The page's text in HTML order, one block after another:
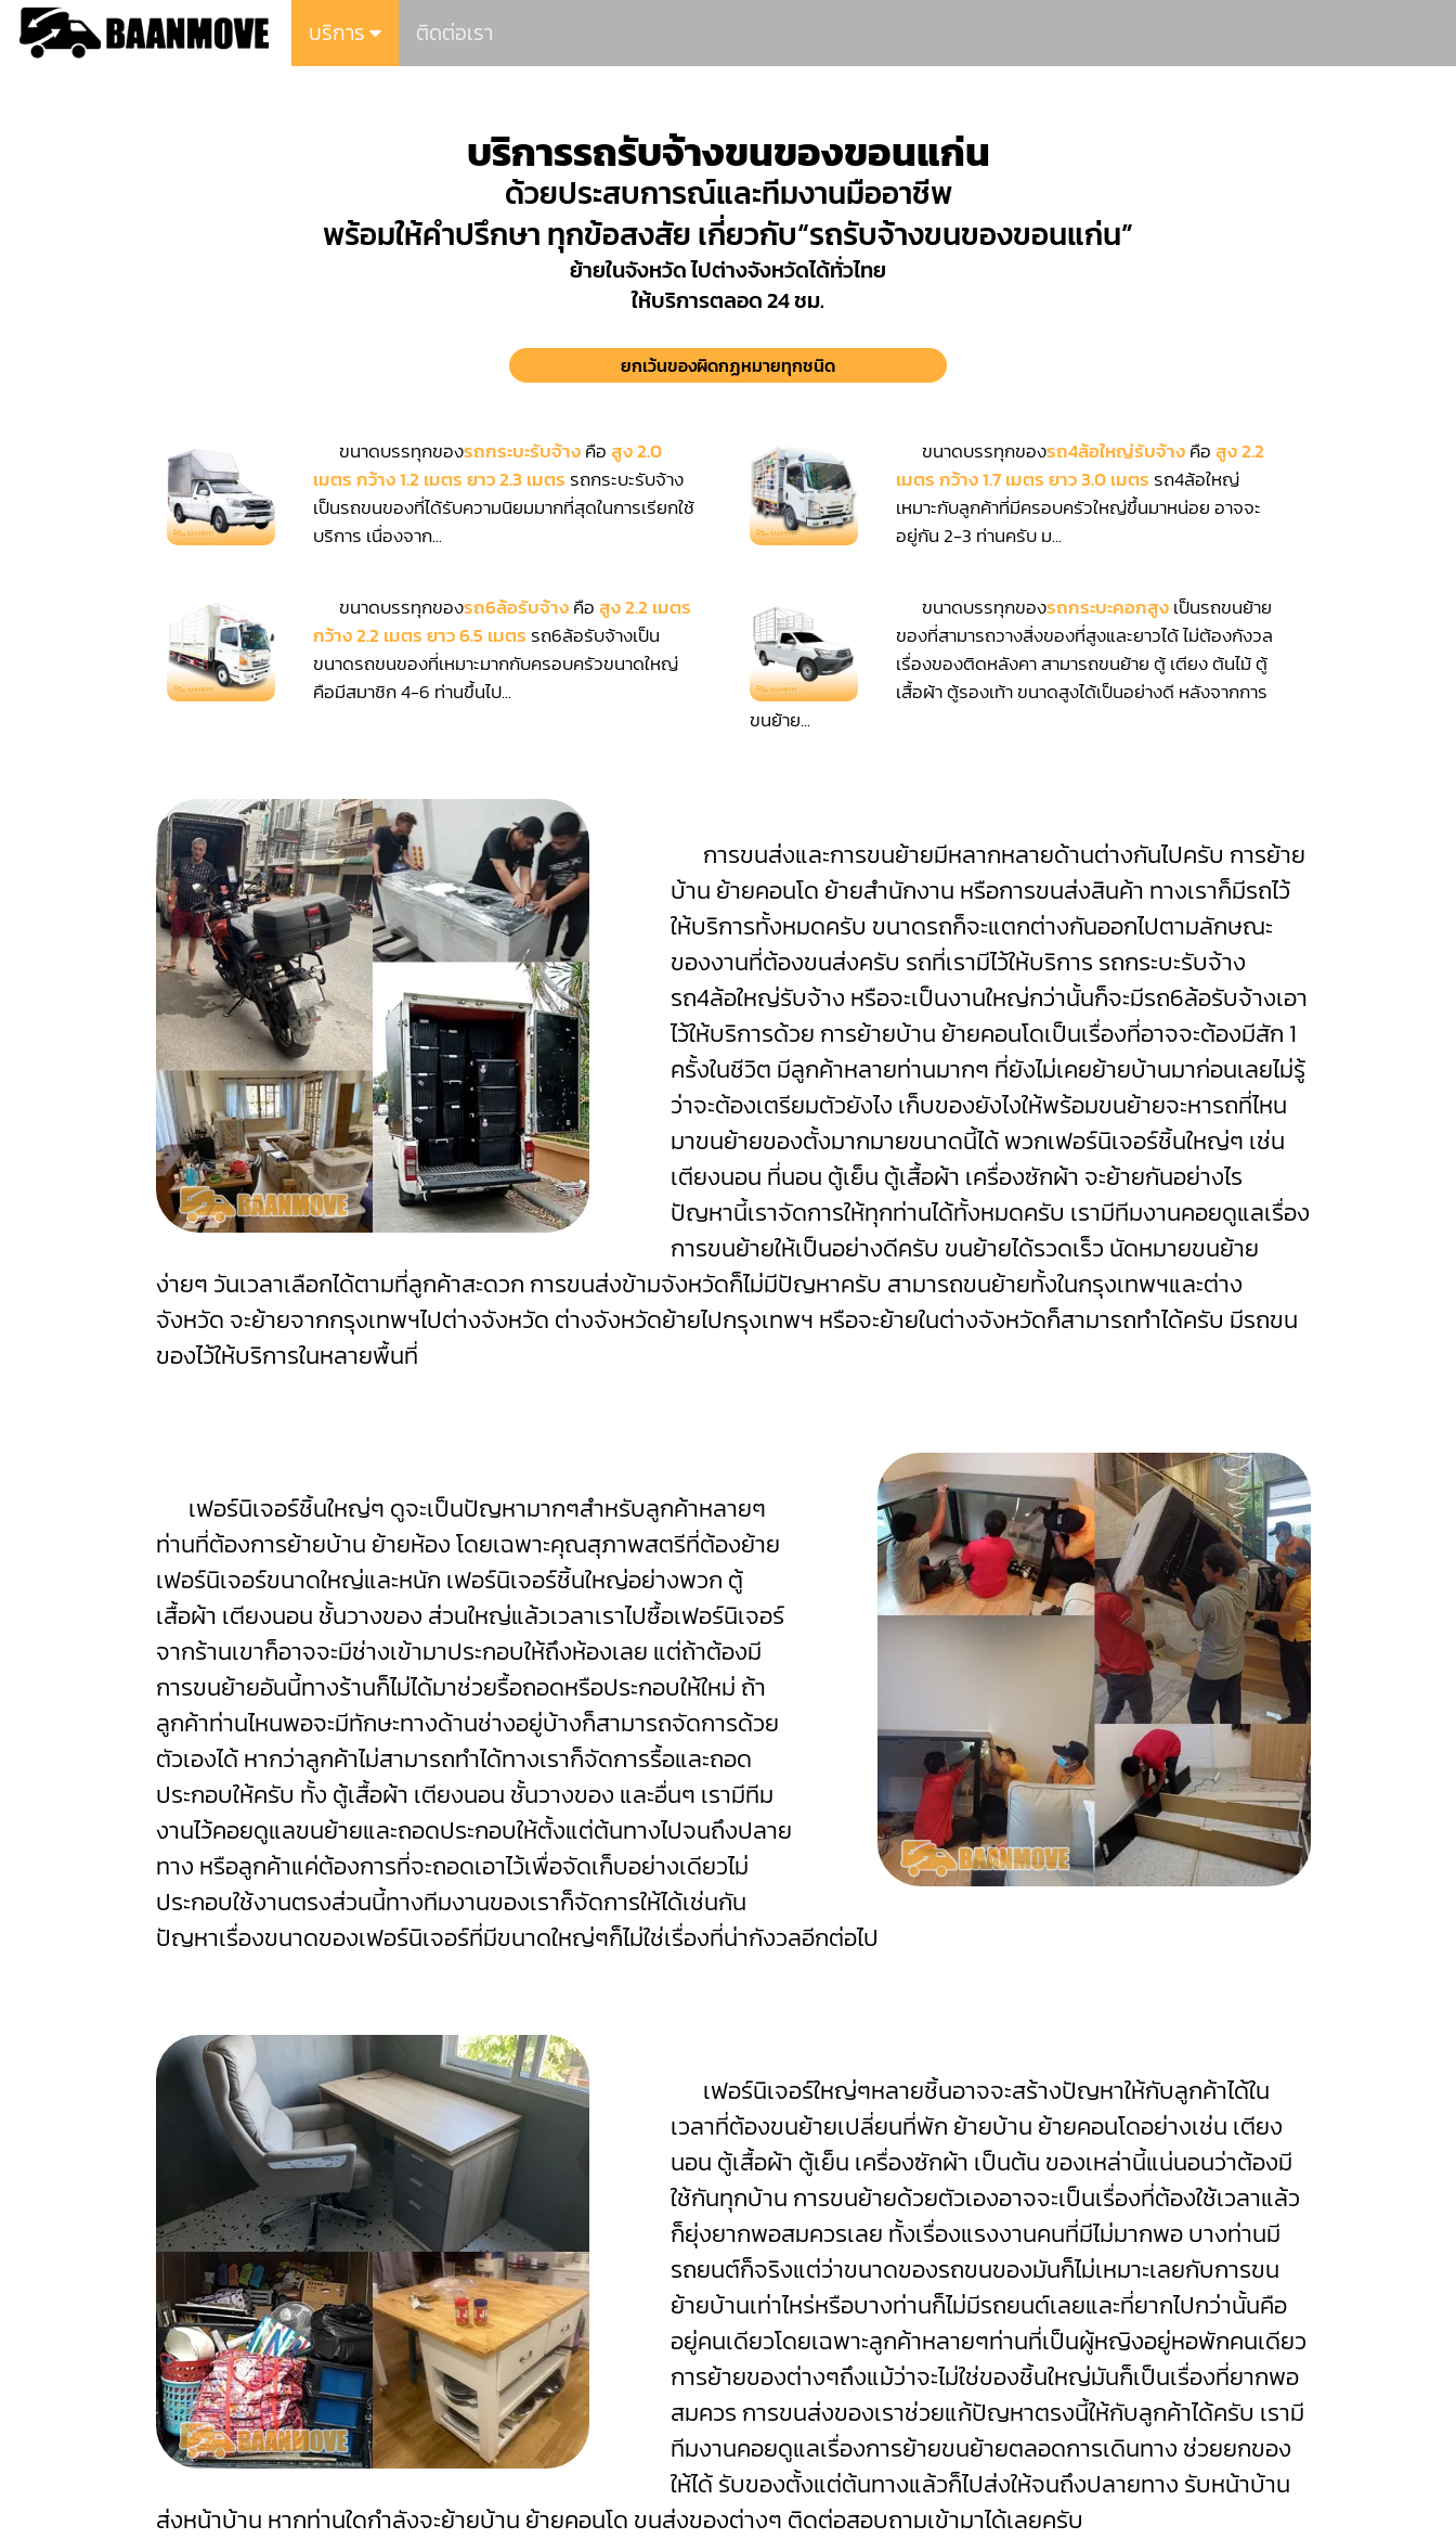
บริการ ติดต่อเรา
บริการรถรับจ้างขนของขอนแก่น
ด้วยประสบการณ์และทีมงานมืออาชีพ
พร้อมให้คำปรึกษา ทุกข้อสงสัย เกี่ยวกับ“รถรับจ้างขนของขอนแก่น”
ย้ายในจังหวัด ไปต่างจังหวัดได้ทั่วไทย
ให้บริการตลอด 24 ชม.
ยกเว้นของผิดกฏหมายทุกชนิด
ขนาดบรรทุกของรถกระบะรับจ้างคือสูง 2.0
เมตร กว้าง 1.2 เมตร ยาว 2.3 เมตรรถกระบะรับจ้าง
เป็นรถขนของที่ได้รับความนิยมมากที่สุดในการเรียกใช้
บริการ เนื่องจาก...
ขนาดบรรทุกของรถ4ล้อใหญ่รับจ้างคือสูง 2.2
เมตร กว้าง 1.7 เมตร ยาว 3.0 เมตรรถ4ล้อใหญ่
เหมาะกับลูกค้าที่มีครอบครัวใหญ่ขึ้นมาหน่อย อาจจะ
อยู่กัน 2-3 ท่านครับ ม...
ขนาดบรรทุกของรถ6ล้อรับจ้างคือสูง 2.2 เมตร
กว้าง 2.2 เมตร ยาว 6.5 เมตรรถ6ล้อรับจ้างเป็น
ขนาดรถขนของที่เหมาะมากกับครอบครัวขนาดใหญ่
คือมีสมาชิก 4-6 ท่านขึ้นไป...
ขนาดบรรทุกของรถกระบะคอกสูงเป็นรถขนย้าย
ของที่สามารถวางสิ่งของที่สูงและยาวได้ ไม่ต้องกังวล
เรื่องของติดหลังคา สามารถขนย้าย ตู้ เตียง ต้นไม้ ตู้
เสื้อผ้า ตู้รองเท้า ขนาดสูงได้เป็นอย่างดี หลังจากการ
ขนย้าย...
การขนส่งและการขนย้ายมีหลากหลายด้านต่างกันไปครับ การย้าย
บ้าน ย้ายคอนโด ย้ายสำนักงาน หรือการขนส่งสินค้า ทางเราก็มีรถไว้
ให้บริการทั้งหมดครับ ขนาดรถก็จะแตกต่างกันออกไปตามลักษณะ
ของงานที่ต้องขนส่งครับ รถที่เรามีไว้ให้บริการ รถกระบะรับจ้าง
รถ4ล้อใหญ่รับจ้าง หรือจะเป็นงานใหญ่กว่านั้นก็จะมีรถ6ล้อรับจ้างเอา
ไว้ให้บริการด้วย การย้ายบ้าน ย้ายคอนโดเป็นเรื่องที่อาจจะต้องมีสัก 1
ครั้งในชีวิต มีลูกค้าหลายท่านมากๆ ที่ยังไม่เคยย้ายบ้านมาก่อนเลยไม่รู้
ว่าจะต้องเตรียมตัวยังไง เก็บของยังไงให้พร้อมขนย้ายจะหารถที่ไหน
มาขนย้ายของตั้งมากมายขนาดนี้ได้ พวกเฟอร์นิเจอร์ชิ้นใหญ่ๆ เช่น
เตียงนอน ที่นอน ตู้เย็น ตู้เสื้อผ้า เครื่องซักผ้า จะย้ายกันอย่างไร
ปัญหานี้เราจัดการให้ทุกท่านได้ทั้งหมดครับ เรามีทีมงานคอยดูแลเรื่อง
การขนย้ายให้เป็นอย่างดีครับ ขนย้ายได้รวดเร็ว นัดหมายขนย้าย
ง่ายๆ วันเวลาเลือกได้ตามที่ลูกค้าสะดวก การขนส่งข้ามจังหวัดก็ไม่มีปัญหาครับ สามารถขนย้ายทั้งในกรุงเทพฯและต่าง
จังหวัด จะย้ายจากกรุงเทพฯไปต่างจังหวัด ต่างจังหวัดย้ายไปกรุงเทพฯ หรือจะย้ายในต่างจังหวัดก็สามารถทำได้ครับ มีรถขน
ของไว้ให้บริการในหลายพื้นที่
เฟอร์นิเจอร์ชิ้นใหญ่ๆ ดูจะเป็นปัญหามากๆสำหรับลูกค้าหลายๆ
ท่านที่ต้องการย้ายบ้าน ย้ายห้อง โดยเฉพาะคุณสุภาพสตรีที่ต้องย้าย
เฟอร์นิเจอร์ขนาดใหญ่และหนัก เฟอร์นิเจอร์ชิ้นใหญ่อย่างพวก ตู้
เสื้อผ้า เตียงนอน ชั้นวางของ ส่วนใหญ่แล้วเวลาเราไปซื้อเฟอร์นิเจอร์
จากร้านเขาก็อาจจะมีช่างเข้ามาประกอบให้ถึงห้องเลย แต่ถ้าต้องมี
การขนย้ายอันนี้ทางร้านก็ไม่ได้มาช่วยรื้อถอดหรือประกอบให้ใหม่ ถ้า
ลูกค้าท่านไหนพอจะมีทักษะทางด้านช่างอยู่บ้างก็สามารถจัดการด้วย
ตัวเองได้ หากว่าลูกค้าไม่สามารถทำได้ทางเราก็จัดการรื้อและถอด
ประกอบให้ครับ ทั้ง ตู้เสื้อผ้า เตียงนอน ชั้นวางของ และอื่นๆ เรามีทีม
งานไว้คอยดูแลขนย้ายและถอดประกอบให้ตั้งแต่ต้นทางไปจนถึงปลาย
ทาง หรือลูกค้าแค่ต้องการที่จะถอดเอาไว้เพื่อจัดเก็บอย่างเดียวไม่
ประกอบใช้งานตรงส่วนนี้ทางทีมงานของเราก็จัดการให้ได้เช่นกัน
ปัญหาเรื่องขนาดของเฟอร์นิเจอร์ที่มีขนาดใหญ่ๆก็ไม่ใช่เรื่องที่น่ากังวลอีกต่อไป
เฟอร์นิเจอร์ใหญ่ๆหลายชิ้นอาจจะสร้างปัญหาให้กับลูกค้าได้ใน
เวลาที่ต้องขนย้ายเปลี่ยนที่พัก ย้ายบ้าน ย้ายคอนโดอย่างเช่น เตียง
นอน ตู้เสื้อผ้า ตู้เย็น เครื่องซักผ้า เป็นต้น ของเหล่านี้แน่นอนว่าต้องมี
ใช้กันทุกบ้าน การขนย้ายด้วยตัวเองอาจจะเป็นเรื่องที่ต้องใช้เวลาแล้ว
ก็ยุ่งยากพอสมควรเลย ทั้งเรื่องแรงงานคนที่มีไม่มากพอ บางท่านมี
รถยนต์ก็จริงแต่ว่าขนาดของรถขนของมันก็ไม่เหมาะเลยกับการขน
ย้ายบ้านเท่าไหร่หรือบางท่านก็ไม่มีรถยนต์เลยและที่ยากไปกว่านั้นคือ
อยู่คนเดียวโดยเฉพาะลูกค้าหลายๆท่านที่เป็นผู้หญิงอยู่หอพักคนเดียว
การย้ายของต่างๆถึงแม้ว่าจะไม่ใช่ของชิ้นใหญ่มันก็เป็นเรื่องที่ยากพอ
สมควร การขนส่งของเราช่วยแก้ปัญหาตรงนี้ให้กับลูกค้าได้ครับ เรามี
ทีมงานคอยดูแลเรื่องการย้ายขนย้ายตลอดการเดินทาง ช่วยยกของ
ให้ได้ รับของตั้งแต่ต้นทางแล้วก็ไปส่งให้จนถึงปลายทาง รับหน้าบ้าน
ส่งหน้าบ้าน หากท่านใดกำลังจะย้ายบ้าน ย้ายคอนโด ขนส่งของต่างๆ ติดต่อสอบถามเข้ามาได้เลยครับ